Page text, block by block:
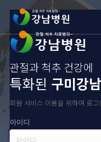
관절과 척추 건강에
특화된 구미강
회원 서비스 이용을 위하여 로
아이디